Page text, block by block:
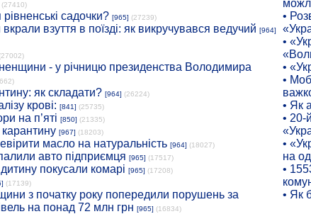
(27410)
садочки? [965] (27239)
взуття в поїзді: як викручувався ведучий [964]
(27002)
- у річницю президенства Володимира
як складати? [964] (26224)
крові: [841] (25735)
на п’яті [850] (21335)
[967] (18203)
масло на натуральність [964] (18027)
авто підприємця [965] (17517)
покусали комарі [965] (17208)
(17139)
з початку року попередили порушень за
на понад 72 млн грн [965] (16834)
•
•
•
•
• Як
• 20-
•
на
•
• Як